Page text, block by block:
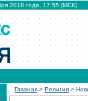
2018 года, 17:55 (МСК)
Главная > Религия >